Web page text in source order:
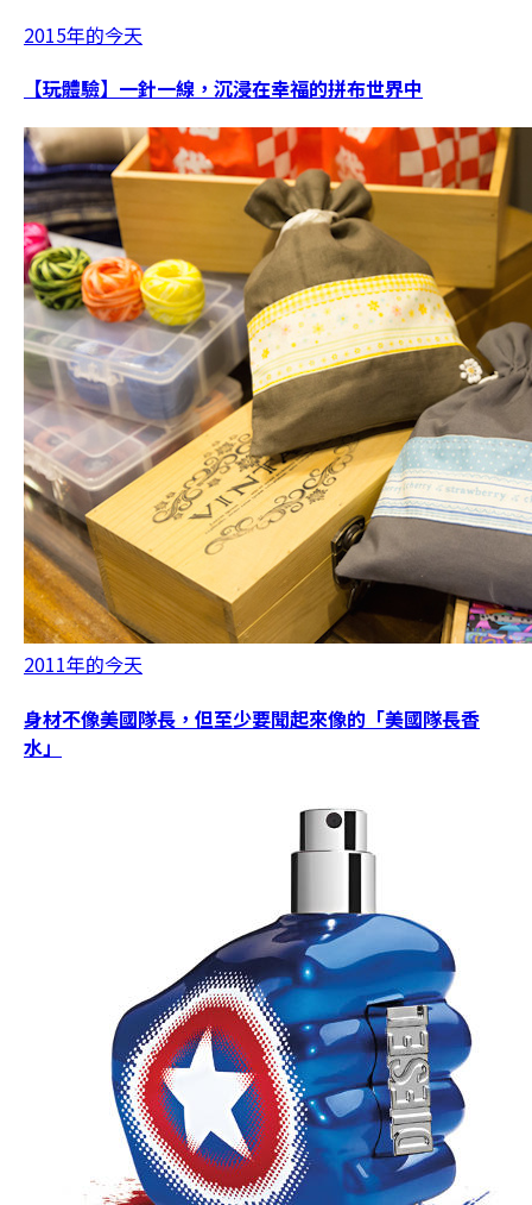
2015年的今天
【玩體驗】一針一線，沉浸在幸福的拼布世界中
2011年的今天
身材不像美國隊長，但至少要聞起來像的「美國隊長香
水」